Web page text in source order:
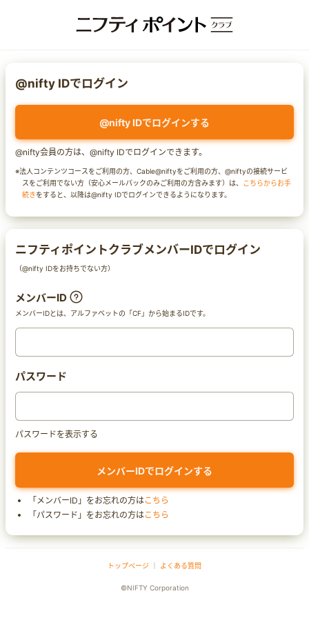
@nifty IDでログイン
@nifty IDでログインする
@nifty会員の方は、@nifty IDでログインできます。
※法人コンテンツコースをご利用の方、Cable@niftyをご利用の方、@niftyの接続サービ
スをご利用でない方（安心メールパックのみご利用の方含みます）は、 こちらからお手
続きをすると、以降は@nifty IDでログインできるようになります。
ニフティポイントクラブメンバーIDでログイン
（@nifty IDをお持ちでない方）
メンバーID
メンバーIDとは、アルファベットの「CF」から始まるIDです。
パスワード
パスワードを表示する
「メンバーID」をお忘れの方はこちら
「パスワード」をお忘れの方はこちら
トップページ よくある質問
©NIFTY Corporation